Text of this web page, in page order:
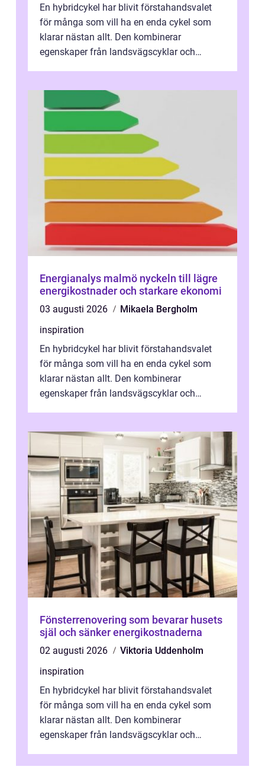
En hybridcykel har blivit förstahandsvalet
för många som vill ha en enda cykel som
klarar nästan allt. Den kombinerar
egenskaper från landsvägscyklar och
Energianalys malmö nyckeln till lägre
energikostnader och starkare ekonomi
03 augusti 2026
Mikaela Bergholm
inspiration
En hybridcykel har blivit förstahandsvalet
för många som vill ha en enda cykel som
klarar nästan allt. Den kombinerar
egenskaper från landsvägscyklar och
Fönsterrenovering som bevarar husets
själ och sänker energikostnaderna
02 augusti 2026
Viktoria Uddenholm
inspiration
En hybridcykel har blivit förstahandsvalet
för många som vill ha en enda cykel som
klarar nästan allt. Den kombinerar
egenskaper från landsvägscyklar och